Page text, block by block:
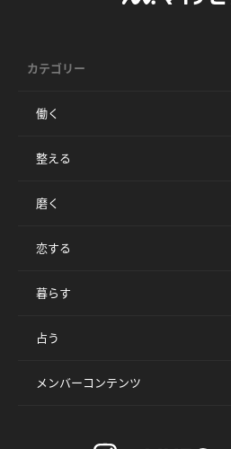
カテゴリー
働く
整える
磨く
恋する
暮らす
占う
メンバーコンテンツ